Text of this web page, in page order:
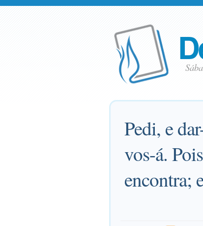
Pedi, e
vos-á.
encontra;